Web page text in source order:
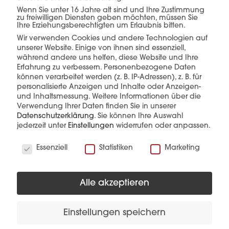
einer Hand.
mehr erfahren
Diese Produkte könnten Sie auch
Wenn Sie unter 16 Jahre alt sind und Ihre Zustimmung
zu freiwilligen Diensten geben möchten, müssen Sie
Ihre Erziehungsberechtigten um Erlaubnis bitten.
Wir verwenden Cookies und andere Technologien auf
unserer Website. Einige von ihnen sind essenziell,
während andere uns helfen, diese Website und Ihre
Erfahrung zu verbessern. Personenbezogene Daten
können verarbeitet werden (z. B. IP-Adressen), z. B. für
personalisierte Anzeigen und Inhalte oder Anzeigen-
und Inhaltsmessung. Weitere Informationen über die
Verwendung Ihrer Daten finden Sie in unserer
Datenschutzerklärung. Sie können Ihre Auswahl
jederzeit unter Einstellungen widerrufen oder anpassen.
Essenziell
Statistiken Marketing
Alle akzeptieren
Einstellungen speichern